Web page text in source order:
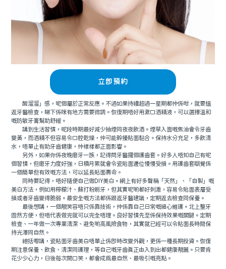
立即預約
酸溜溜」感，呢個屬於正常反應。不過如果持續超過一星期都仲係咁，就要搵
返牙醫檢查，睇下係咪有地方需要微調。恢復期唔好用漱口酒精液，可以選擇溫和
嘅防敏牙膏幫助舒緩。
講到生活習慣，呢段時期最好減少抽煙同夜夜飲酒。煙草入面嘅焦油會令牙齒
變黃，而酒精不但容易令口腔乾燥，仲可能幹擾貼面黏合。保持水分充足，多飲清
水，唔單止有助牙齒健康，仲樣樣都正面影響。
另外，如果你係夜晚磨牙一族，記得問牙醫攞個護齒套。好多人唔知自己有呢
個習慣，但磨牙力度好強，日積月累就會令瓷貼面邊位慢慢受損。用護齒套瞓覺係
一個簡單但有效嘅方法，可以延長貼面壽命。
同時要記得，唔好隨便自己做DIY美白。網上有好多聲稱「天然」、「自製」嘅
美白方法，例如用檸檬汁、蘇打粉刷牙，但其實呢啲都好刺激，容易令貼面表層受
損或者牙齒變得脆弱。最安全嘅方法都係跟返牙醫建議，定期返去檢查同保養。
最後想講，一個靚笑容唔只係靠技術，仲係靠自己日常嘅細心維護。北上整牙
固然方便，但唔代表做完就可以完全唔理。良好習慣先至係保持效果嘅關鍵。定期
檢查、一年做一次專業清潔、避免啲高風險食物，其實就已經可以令貼面長時間保
持光澤同自然。
總括嚟講，瓷貼面牙齒美白唔單止係即時改變外觀，更係一種長期投資。恢復
期注意保養、飲食、清潔同護理，等自己嘅牙齒真正由入到出都健康靚麗。只要肯
花少少心力，日後每次開口笑，都會成為最自然、最吸引嘅亮點。